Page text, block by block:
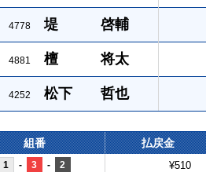
4778 堤 啓輔
4881 檀 将太
4252 松下 哲也
組番 払戻金
1 - 3 - 2 ¥510